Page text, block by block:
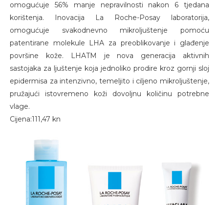
omogućuje 56% manje nepravilnosti nakon 6 tjedana
korištenja. Inovacija La Roche-Posay laboratorija,
omogućuje svakodnevno mikroljuštenje pomoću
patentirane molekule LHA za preoblikovanje i glađenje
površine kože. LHATM je nova generacija aktivnih
sastojaka za ljuštenje koja jednoliko prodire kroz gornji sloj
epidermisa za intenzivno, temeljito i ciljeno mikroljuštenje,
pružajući istovremeno koži dovoljnu količinu potrebne
vlage.
Cijena:111,47 kn